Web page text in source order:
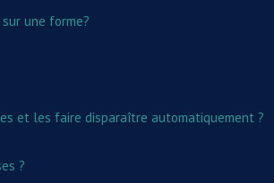
une forme?
et les faire disparaître automatiquement ?
?